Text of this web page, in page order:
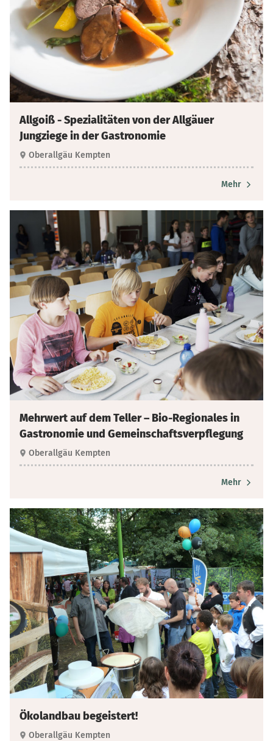
Allgoiß - Spezialitäten von der Allgäuer
Jungziege in der Gastronomie
Oberallgäu Kempten
Mehr
Mehrwert auf dem Teller – Bio-Regionales in
Gastronomie und Gemeinschaftsverpflegung
Oberallgäu Kempten
Mehr
Ökolandbau begeistert!
Oberallgäu Kempten